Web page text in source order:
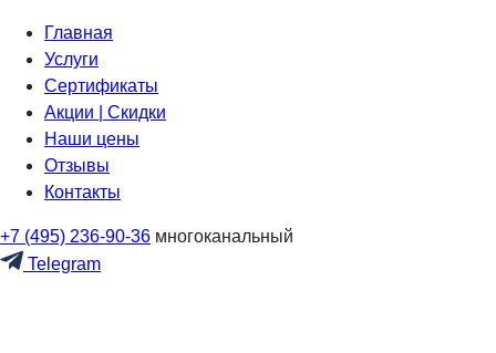
Главная
Услуги
Сертификаты
Акции | Скидки
Наши цены
Отзывы
Контакты
+7 (495) 236-90-36 многоканальный
Telegram